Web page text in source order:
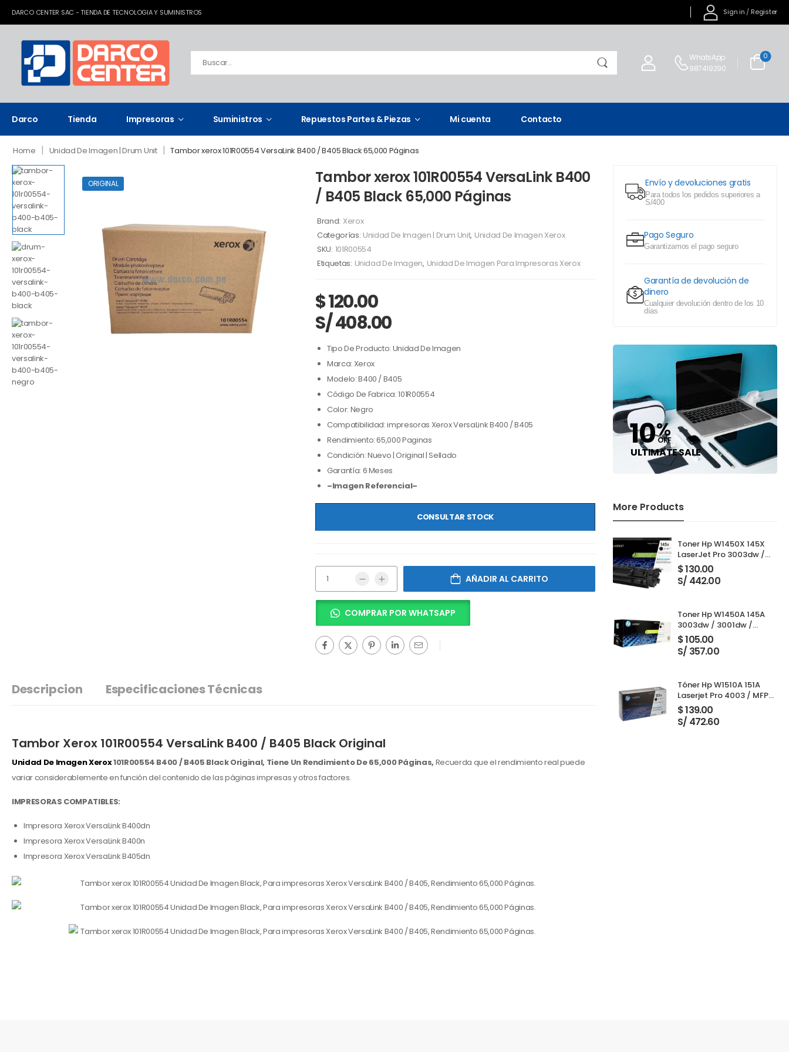
DARCO CENTER SAC - TIENDA DE TECNOLOGIA Y SUMINISTROS Sign in / Register
WhatsApp
987419290
0
Darco Tienda Impresoras Suministros Repuestos Partes & Piezas Mi cuenta Contacto
Home | Unidad De Imagen | Drum Unit | Tambor xerox 101R00554 VersaLink B400 / B405 Black 65,000 Páginas
Envío y devoluciones gratis
Para todos los pedidos superiores a
S/400
Pago Seguro
Garantizamos el pago seguro
Garantía de devolución de
dinero
Cualquier devolución dentro de los 10
días
10%
OFF
ULTIMATE SALE
More Products
Toner Hp W1450X 145X
LaserJet Pro 3003dw /
3001dw / 3001dwe /
3101fdw / 3103fdw Black
$130.00
S/ 442.00
Toner Hp W1450A 145A
3003dw / 3001dw /
3001dwe / 3101fdw /
3103fdw Black 1,700
Paginas
$105.00
S/ 357.00
Tóner Hp W1510A 151A
Laserjet Pro 4003 / MFP
4103 Black 3,050 Páginas
$139.00
S/ 472.60
ORIGINAL
Tambor xerox 101R00554 VersaLink B400
/ B405 Black 65,000 Páginas
Brand: Xerox
Categorías: Unidad De Imagen | Drum Unit, Unidad De Imagen Xerox
SKU: 101R00554
Etiquetas: Unidad De Imagen, Unidad De Imagen Para Impresoras Xerox
$120.00
S/ 408.00
Tipo De Producto: Unidad De Imagen
Marca: Xerox
Modelo: B400 / B405
Código De Fabrica: 101R00554
Color: Negro
Compatibilidad: impresoras Xerox VersaLink B400 / B405
Rendimiento: 65,000 Paginas
Condición: Nuevo | Original | Sellado
Garantía: 6 Meses
–Imagen Referencial–
CONSULTAR STOCK
AÑADIR AL CARRITO
COMPRAR POR WHATSAPP
Descripcion Especificaciones Técnicas
Tambor Xerox 101R00554 VersaLink B400 / B405 Black Original
Unidad De Imagen Xerox101R00554 B400 / B405 Black Original, Tiene Un Rendimiento De 65,000 Páginas, Recuerda que el rendimiento real puede
variar considerablemente en función del contenido de las páginas impresas y otros factores.
IMPRESORAS COMPATIBLES:
Impresora Xerox VersaLink B400dn
Impresora Xerox VersaLink B400n
Impresora Xerox VersaLink B405dn